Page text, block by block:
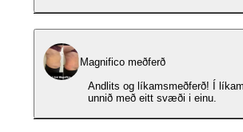
Magnifico meðferð
Andlits og líkamsmeðferð! Í
unnið með eitt svæði i einu.